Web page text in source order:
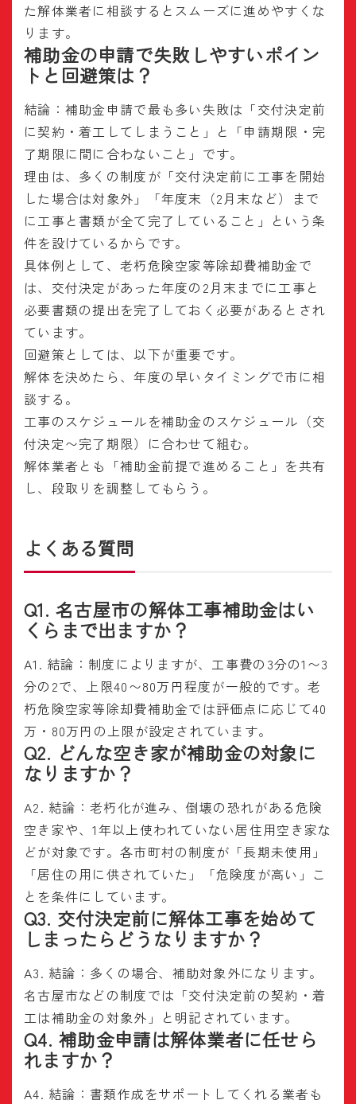
た解体業者に相談するとスムーズに進めやすくな
ります。
補助金の申請で失敗しやすいポイン
トと回避策は？
結論：補助金申請で最も多い失敗は「交付決定前
に契約・着工してしまうこと」と「申請期限・完
了期限に間に合わないこと」です。
理由は、多くの制度が「交付決定前に工事を開始
した場合は対象外」「年度末（2月末など）まで
に工事と書類が全て完了していること」という条
件を設けているからです。
具体例として、老朽危険空家等除却費補助金で
は、交付決定があった年度の2月末までに工事と
必要書類の提出を完了しておく必要があるとされ
ています。
回避策としては、以下が重要です。
解体を決めたら、年度の早いタイミングで市に相
談する。
工事のスケジュールを補助金のスケジュール（交
付決定〜完了期限）に合わせて組む。
解体業者とも「補助金前提で進めること」を共有
し、段取りを調整してもらう。
よくある質問
Q1. 名古屋市の解体工事補助金はい
くらまで出ますか？
A1. 結論：制度によりますが、工事費の3分の1〜3
分の2で、上限40〜80万円程度が一般的です。老
朽危険空家等除却費補助金では評価点に応じて40
万・80万円の上限が設定されています。
Q2. どんな空き家が補助金の対象に
なりますか？
A2. 結論：老朽化が進み、倒壊の恐れがある危険
空き家や、1年以上使われていない居住用空き家な
どが対象です。各市町村の制度が「長期未使用」
「居住の用に供されていた」「危険度が高い」こ
とを条件にしています。
Q3. 交付決定前に解体工事を始めて
しまったらどうなりますか？
A3. 結論：多くの場合、補助対象外になります。
名古屋市などの制度では「交付決定前の契約・着
工は補助金の対象外」と明記されています。
Q4. 補助金申請は解体業者に任せら
れますか？
A4. 結論：書類作成をサポートしてくれる業者も